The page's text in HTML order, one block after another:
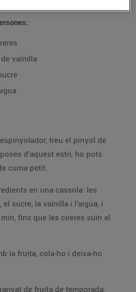
vainilla
espinyolador, treu el pinyol de
d’aquest estri, ho pots
amb un ganivet de cuina petit.
en una cassola: les
sucre, la vainilla i l’aigua, i
la fruita, cola-ho i deixa-ho
de fruita de temporada,